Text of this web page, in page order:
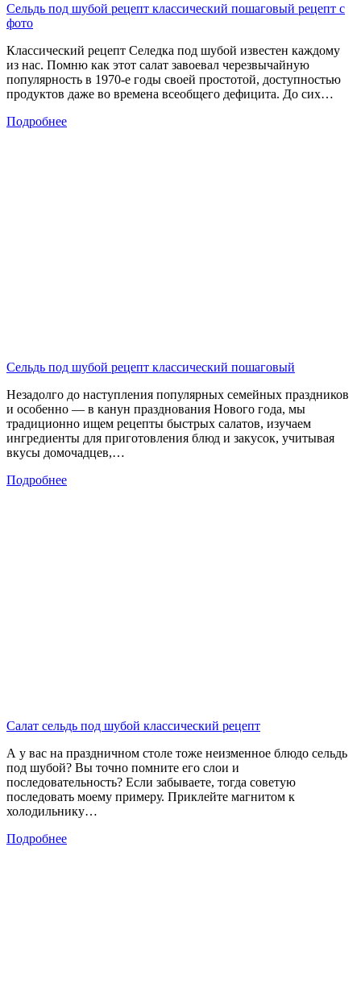
Сельдь под шубой рецепт классический пошаговый рецепт с
фото
Классический рецепт Селедка под шубой известен каждому
из нас. Помню как этот салат завоевал черезвычайную
популярность в 1970-е годы своей простотой, доступностью
продуктов даже во времена всеобщего дефицита. До сих…
Подробнее
Сельдь под шубой рецепт классический пошаговый
Незадолго до наступления популярных семейных праздников
и особенно — в канун празднования Нового года, мы
традиционно ищем рецепты быстрых салатов, изучаем
ингредиенты для приготовления блюд и закусок, учитывая
вкусы домочадцев,…
Подробнее
Салат сельдь под шубой классический рецепт
А у вас на праздничном столе тоже неизменное блюдо сельдь
под шубой? Вы точно помните его слои и
последовательность? Если забываете, тогда советую
последовать моему примеру. Приклейте магнитом к
холодильнику…
Подробнее